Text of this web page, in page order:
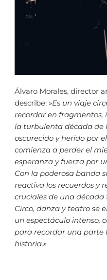
Álvaro Morales, director
describe: »Es un viaje
recordar en fragmentos,
la turbulenta década de
oscurecido y herido por
comienza a perder el
esperanza y fuerza por
Con la poderosa banda
reactiva los recuerdos y
cruciales de una
Circo, danza y teatro se
un espectáculo intenso,
para recordar una
historia.»